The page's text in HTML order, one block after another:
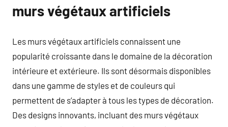
murs végétaux artificiels
Les murs végétaux artificiels connaissent une
popularité croissante dans le domaine de la décoration
intérieure et extérieure. Ils sont désormais disponibles
dans une gamme de styles et de couleurs qui
permettent de s’adapter à tous les types de décoration.
Des designs innovants, incluant des murs végétaux